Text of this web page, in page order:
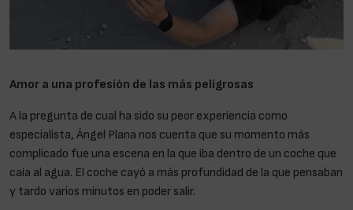
Amor a una profesión de las más peligrosas
A la pregunta de cual ha sido su peor experiencia como
especialista, Ángel Plana nos cuenta que su momento más
complicado fue una escena en la que iba dentro de un coche que
caía al agua. El coche cayó a más profundidad de la que pensaban
y tardo varios minutos en poder salir.